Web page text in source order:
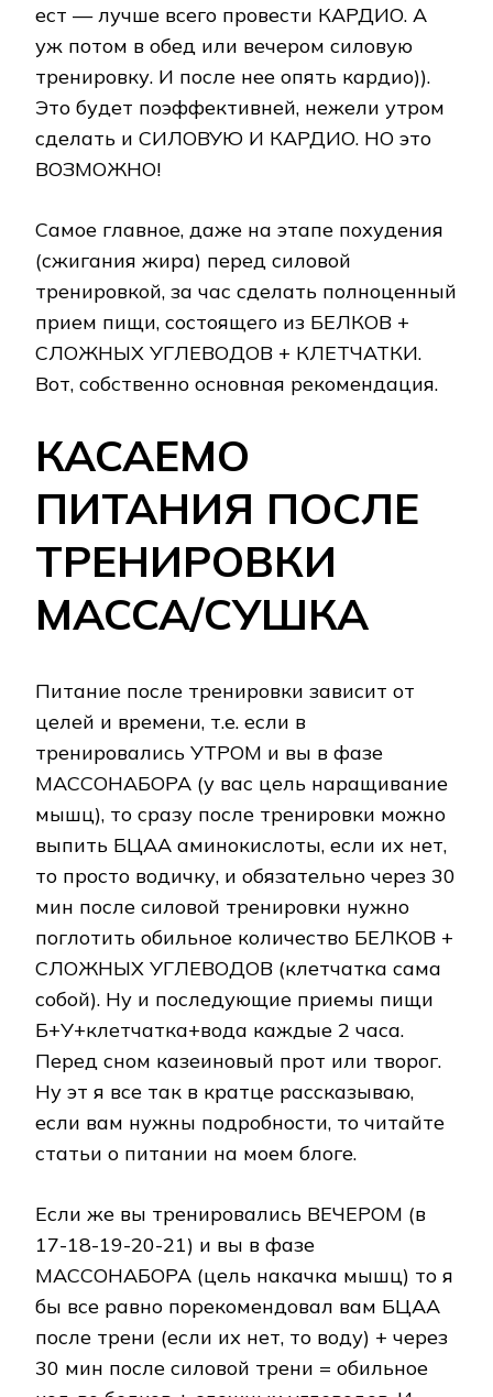
ест — лучше всего провести КАРДИО. А
уж потом в обед или вечером силовую
тренировку. И после нее опять кардио)).
Это будет поэффективней, нежели утром
сделать и СИЛОВУЮ И КАРДИО. НО это
ВОЗМОЖНО!
Самое главное, даже на этапе похудения
(сжигания жира) перед силовой
тренировкой, за час сделать полноценный
прием пищи, состоящего из БЕЛКОВ +
СЛОЖНЫХ УГЛЕВОДОВ + КЛЕТЧАТКИ.
Вот, собственно основная рекомендация.
КАСАЕМО
ПИТАНИЯ ПОСЛЕ
ТРЕНИРОВКИ
МАССА/СУШКА
Питание после тренировки зависит от
целей и времени, т.е. если в
тренировались УТРОМ и вы в фазе
МАССОНАБОРА (у вас цель наращивание
мышц), то сразу после тренировки можно
выпить БЦАА аминокислоты, если их нет,
то просто водичку, и обязательно через 30
мин после силовой тренировки нужно
поглотить обильное количество БЕЛКОВ +
СЛОЖНЫХ УГЛЕВОДОВ (клетчатка сама
собой). Ну и последующие приемы пищи
Б+У+клетчатка+вода каждые 2 часа.
Перед сном казеиновый прот или творог.
Ну эт я все так в кратце рассказываю,
если вам нужны подробности, то читайте
статьи о питании на моем блоге.
Если же вы тренировались ВЕЧЕРОМ (в
17-18-19-20-21) и вы в фазе
МАССОНАБОРА (цель накачка мышц) то я
бы все равно порекомендовал вам БЦАА
после трени (если их нет, то воду) + через
30 мин после силовой трени = обильное